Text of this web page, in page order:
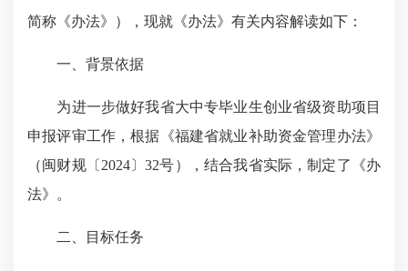
简称《办法》），现就《办法》有关内容解读如下：
一、背景依据
为进一步做好我省大中专毕业生创业省级资助项目
申报评审工作，根据《福建省就业补助资金管理办法》
（闽财规〔2024〕32号），结合我省实际，制定了《办
法》。
二、目标任务